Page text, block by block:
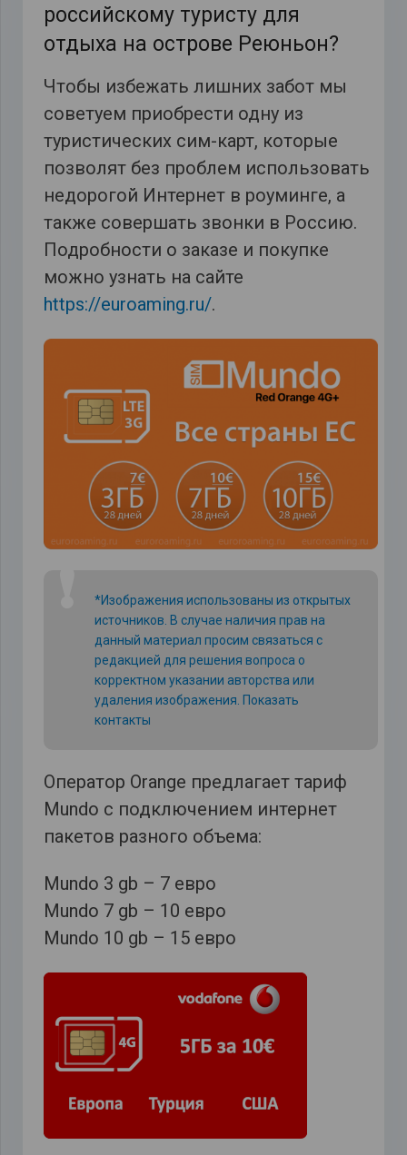
российскому туристу для
отдыха на острове Реюньон?
Чтобы избежать лишних забот мы
советуем приобрести одну из
туристических сим-карт, которые
позволят без проблем использовать
недорогой Интернет в роуминге, а
также совершать звонки в Россию.
Подробности о заказе и покупке
можно узнать на сайте
https://euroaming.ru/.
*Изображения использованы из открытых
источников. В случае наличия прав на
данный материал просим связаться с
редакцией для решения вопроса о
корректном указании авторства или
удаления изображения. Показать
контакты
Оператор Orange предлагает тариф
Mundo с подключением интернет
пакетов разного объема:
Mundo 3 gb – 7 евро
Mundo 7 gb – 10 евро
Mundo 10 gb – 15 евро